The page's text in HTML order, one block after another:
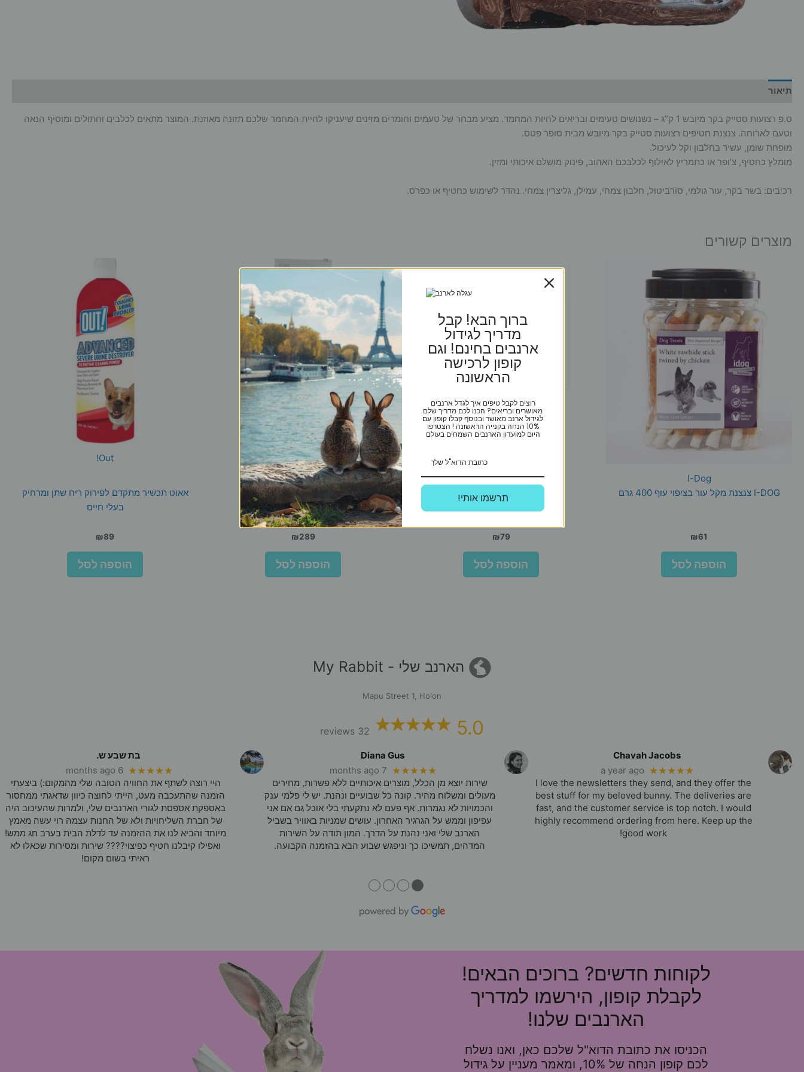
תיאור
ס.פ רצועות סטייק בקר מיובש 1 ק”ג – נשנושים טעימים ובריאים לחיות המחמד. מציע מבחר של טעמים וחומרים מזינים שיעניקו לחיית המחמד שלכם תזונה מאוזנת. המוצר מתאים לכלבים וחתולים ומוסיף הנאה
וטעם לארוחה. צנצנת חטיפים רצועות סטייק בקר מיובש מבית סופר פטס.
מופחת שומן, עשיר בחלבון וקל לעיכול.
מומלץ כחטיף, צ’ופר או כתמריץ לאילוף לכלבכם האהוב, פינוק מושלם איכותי ומזין.
רכיבים: בשר בקר, עור גולמי, סורביטול, חלבון צמחי, עמילן, גליצרין צמחי. נהדר לשימוש כחטיף או כפרס.
מוצרים קשורים
I-Dog
I-DOG צנצנת מקל עור בציפוי עוף 400 גרם
₪61
הוספה לסל
אבקה לעצירת דימום 18 גרם
₪79
הוספה לסל
Advance
אדוונס לייט מדיום 12 ק”ג
₪289
הוספה לסל
Out!
אאוט תכשיר מתקדם לפירוק ריח שתן ומרחיק
בעלי חיים
₪89
הוספה לסל
הארנב שלי - My Rabbit
Mapu Street 1, Holon
5.0
32 reviews
Chavah Jacobs
★★★★★
a year ago
I love the newsletters they send, and they offer the
best stuff for my beloved bunny. The deliveries are
fast, and the customer service is top notch. I would
highly recommend ordering from here. Keep up the
good work!
Diana Gus
★★★★★
7 months ago
שירות יוצא מן הכלל, מוצרים איכותיים ללא פשרות, מחירים
מעולים ומשלוח מהיר. קונה כל שבועיים ונהנת. יש לי פלמי ענק
והכמויות לא נגמרות. אף פעם לא נתקעתי בלי אוכל גם אם אני
עפיפון וממש על הגרגיר האחרון. עושים שמניות באוויר בשביל
הארנב שלי ואני נהנת על הדרך. המון תודה על השירות
המדהים, תמשיכו כך וניפגש שבוע הבא בהזמנה הקבועה.
בת שבע ש.
★★★★★
6 months ago
היי רוצה לשתף את החוויה הטובה שלי מהמקום:) ביצעתי
הזמנה שהתעכבה מעט, הייתי לחוצה כיוון שדאגתי ממחסור
באספקת אספסת לגורי הארנבים שלי, ולמרות שהעיכוב היה
של חברת השליחויות ולא של החנות עצמה רוי עשה מאמץ
מיוחד והביא לנו את ההזמנה עד לדלת הבית בערב חג ממש!
ואפילו קיבלנו חטיף כפיצוי???? שירות ומסירות שכאלו לא
ראיתי בשום מקום!
●
●
●
●
לקוחות חדשים? ברוכים הבאים!
לקבלת קופון, הירשמו למדריך
הארנבים שלנו!
הכניסו את כתובת הדוא"ל שלכם כאן, ואנו נשלח
לכם קופון הנחה של 10%, ומאמר מעניין על גידול
ברוך הבא! קבל
מדריך לגידול
ארנבים בחינם! וגם
קופון לרכישה
הראשונה
רוצים לקבל טיפים איך לגדל ארנבים
מאושרים ובריאים? הכנו לכם מדריך שלם
לגידול ארנב מאושר ובנוסף קבלו קופון עם
10% הנחה בקנייה הראשונה ! הצטרפו
היום למועדון הארנבים השמחים בעולם
!תרשמו אותי